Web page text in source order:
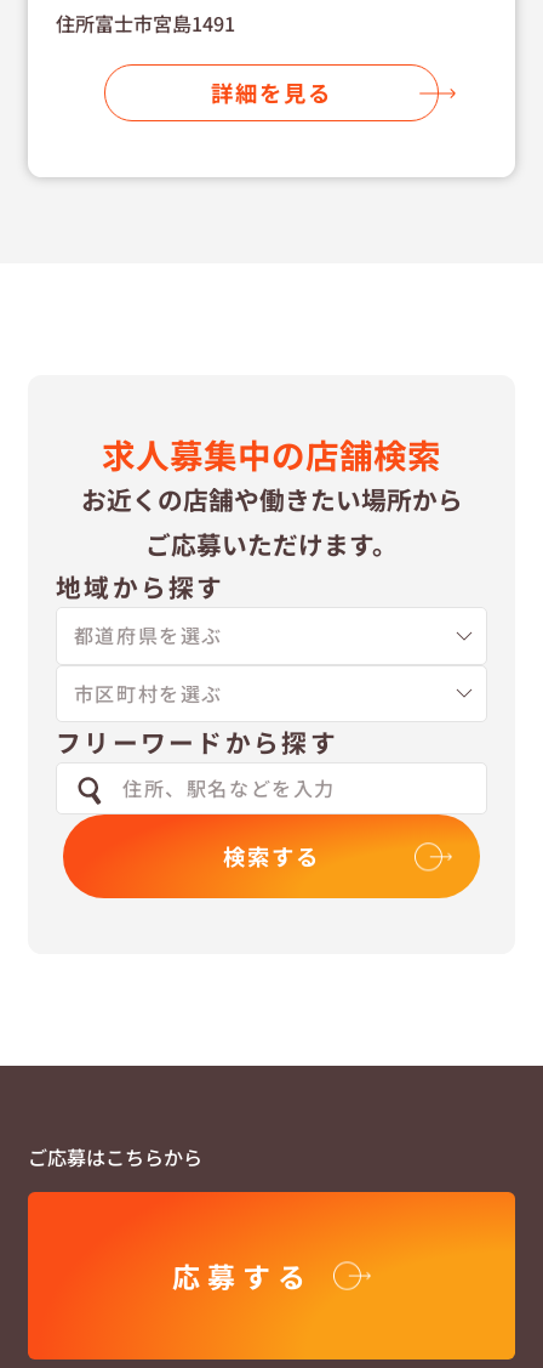
住所富士市宮島1491
詳細を見る
求⼈募集中の店舗検索
お近くの店舗や働きたい場所から
ご応募いただけます。
地域から探す
フリーワードから探す
検索する
ご応募はこちらから
応募する